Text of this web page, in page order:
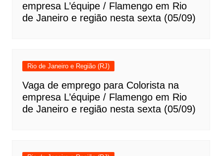
empresa L’équipe / Flamengo em Rio
de Janeiro e região nesta sexta (05/09)
Rio de Janeiro e Região (RJ)
Vaga de emprego para Colorista na
empresa L’équipe / Flamengo em Rio
de Janeiro e região nesta sexta (05/09)